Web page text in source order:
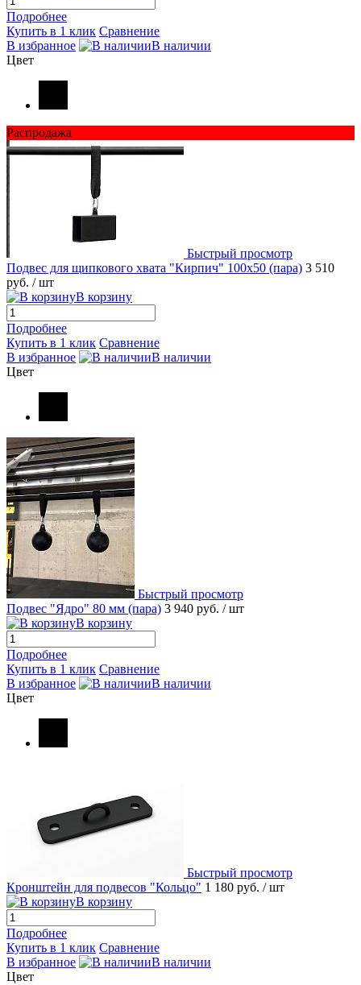
Подробнее
Купить в 1 клик Сравнение
В избранное
В наличии
Цвет
Распродажа
Быстрый просмотр
Подвес для щипкового хвата "Кирпич" 100х50 (пара) 3 510
руб. / шт
В корзину
Подробнее
Купить в 1 клик Сравнение
В избранное
В наличии
Цвет
Быстрый просмотр
Подвес "Ядро" 80 мм (пара) 3 940 руб. / шт
В корзину
Подробнее
Купить в 1 клик Сравнение
В избранное
В наличии
Цвет
Быстрый просмотр
Кронштейн для подвесов "Кольцо" 1 180 руб. / шт
В корзину
Подробнее
Купить в 1 клик Сравнение
В избранное
В наличии
Цвет